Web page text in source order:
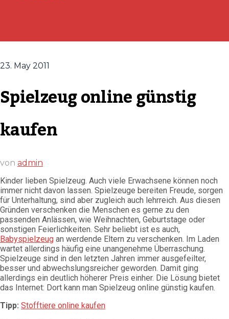
23. May 2011
Spielzeug online günstig
kaufen
von admin
Kinder lieben Spielzeug. Auch viele Erwachsene können noch
immer nicht davon lassen. Spielzeuge bereiten Freude, sorgen
für Unterhaltung, sind aber zugleich auch lehrreich. Aus diesen
Gründen verschenken die Menschen es gerne zu den
passenden Anlässen, wie Weihnachten, Geburtstage oder
sonstigen Feierlichkeiten. Sehr beliebt ist es auch,
Babyspielzeug an werdende Eltern zu verschenken. Im Laden
wartet allerdings häufig eine unangenehme Überraschung.
Spielzeuge sind in den letzten Jahren immer ausgefeilter,
besser und abwechslungsreicher geworden. Damit ging
allerdings ein deutlich höherer Preis einher. Die Lösung bietet
das Internet: Dort kann man Spielzeug online günstig kaufen.
Tipp: Stofftiere online kaufen